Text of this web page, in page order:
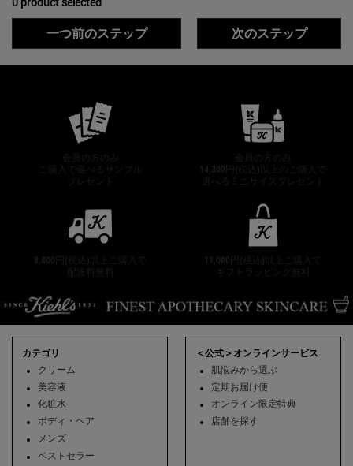
一つ前のステップ 次のステップ
会員の方のみ
ご購入で選べるサンプル
会員の方のみ
14,300円(税込)以上のご購入で
選べるミニサイズプレゼント
8,800円(税込)以上ご購入で
11,000円(税込)以上ご購入で
カテゴリ
クリーム
美容液
化粧水
ボディ・ヘア
メンズ
ベストセラー
＜公式＞オンラインサービス
肌悩みから選ぶ
定期お届け便
オンライン限定特典
店舗を探す